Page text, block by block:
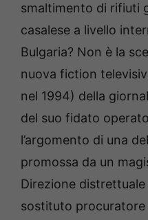
smaltimento di rifiuti
casalese a livello
Bulgaria? Non è la
nuova fiction
nel 1994) della
del suo fidato
l’argomento di una
promossa da un
Direzione
sostituto procuratore